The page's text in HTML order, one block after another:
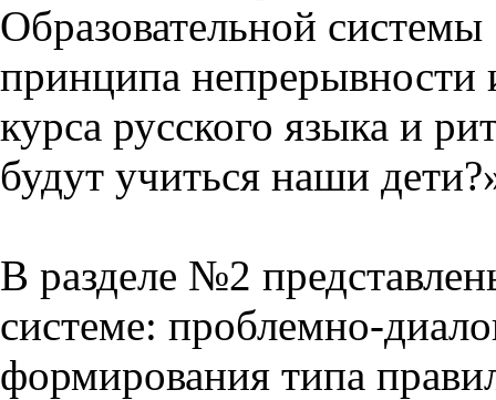
Образовательной
принципа непрерывности
курса русского языка и
будут учиться наши
В разделе №2
системе: проблемно-
формирования типа